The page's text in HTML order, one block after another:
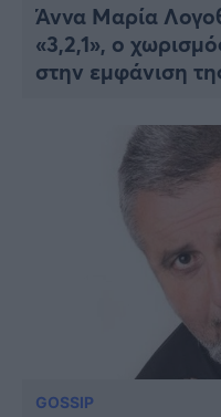
Άννα Μαρία
«3,2,1», ο χωρισμός και η μεγάλη
στην εμφάνιση
GOSSIP